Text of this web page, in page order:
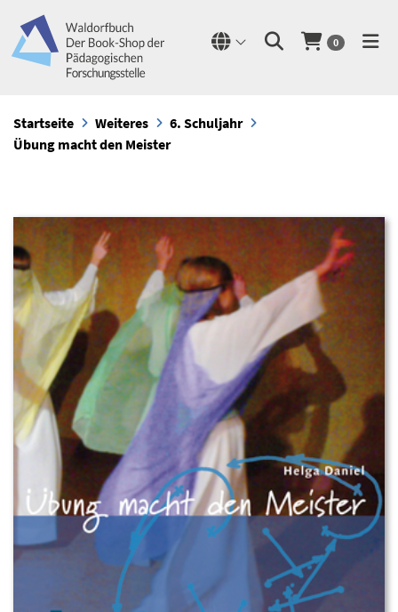
0
Startseite Weiteres
6. Schuljahr
Übung macht den Meister